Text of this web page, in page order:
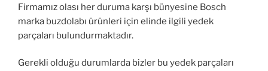
Firmamız olası her duruma karşı bünyesine Bosch
marka buzdolabı ürünleri için elinde ilgili yedek
parçaları bulundurmaktadır.
Gerekli olduğu durumlarda bizler bu yedek parçaları